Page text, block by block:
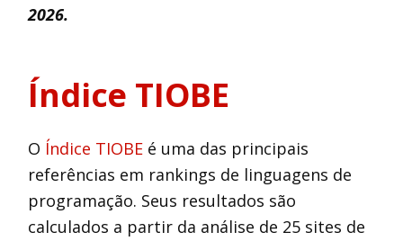
2026.
Índice TIOBE
O Índice TIOBE é uma das principais
referências em rankings de linguagens de
programação. Seus resultados são
calculados a partir da análise de 25 sites de